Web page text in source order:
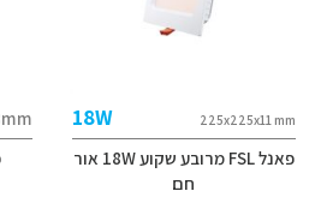
225x225x11 mm
18W
פאנל FSL מרובע שקוע 18W אור
חם